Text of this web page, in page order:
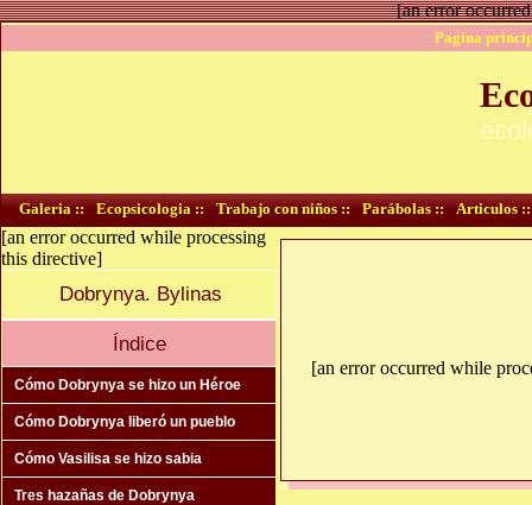
[an error
Pagina
Galeria :: Ecopsicologia :: Trabajo con niños :: Parábolas :: Articulos ::
[an error occurred while processing
this directive]
Dobrynya. Bylinas
Índice
Cómo Dobrynya se hizo un Héroe
Cómo Dobrynya liberó un pueblo
Cómo Vasilisa se hizo sabia
Tres hazañas de Dobrynya
[an error occurred while